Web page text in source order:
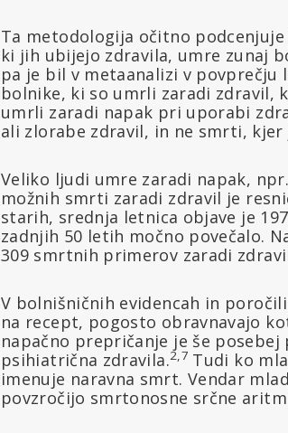
Ta metodologija očitno
ki jih ubijejo zdravila, umre zunaj
pa je bil v metaanalizi v povprečju
bolnike, ki so umrli zaradi zdravil,
umrli zaradi napak pri uporabi
ali zlorabe zdravil, in ne smrti, kjer
Veliko ljudi umre zaradi napak,
možnih smrti zaradi zdravil je
starih, srednja letnica objave je
zadnjih 50 letih močno povečalo.
309 smrtnih primerov zaradi
V bolnišničnih evidencah in
na recept, pogosto obravnavajo
napačno prepričanje je še
psihiatrična zdravila.2,7 Tudi ko
imenuje naravna smrt. Vendar
povzročijo smrtonosne srčne